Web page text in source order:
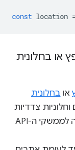
const location =
או בחלונית
או בחלונית
צדדיות
הם רק מסמכי אינטרנט ולכן יש להם גישה לממשקי ה-API